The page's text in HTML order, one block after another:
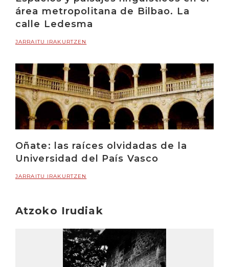
área metropolitana de Bilbao. La
calle Ledesma
JARRAITU IRAKURTZEN
Oñate: las raíces olvidadas de la
Universidad del País Vasco
JARRAITU IRAKURTZEN
Atzoko Irudiak